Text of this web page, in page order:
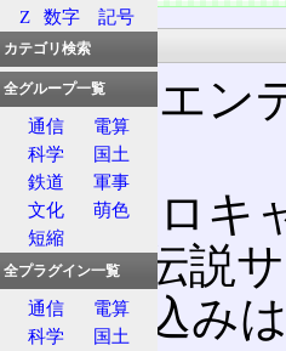
初出
マルチエン
い。
マイクロキ
『英雄伝説
の触れ込み
Z
数字 記号
カテゴリ検索
全グループ一覧
通信
電算
科学
国土
鉄道
軍事
文化
萌色
短縮
全プラグイン一覧
通信
電算
科学
国土